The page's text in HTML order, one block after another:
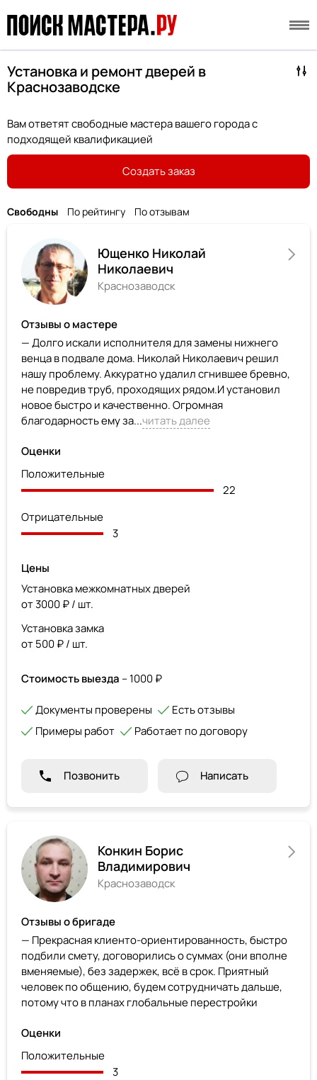
Установка и ремонт дверей в
Краснозаводске
Вам ответят свободные мастера вашего города с
подходящей квалификацией
Создать заказ
Свободны По рейтингу По отзывам
Ющенко Николай
Николаевич
Краснозаводск
Отзывы о мастере
— Долго искали исполнителя для замены нижнего
венца в подвале дома. Николай Николаевич решил
нашу проблему. Аккуратно удалил сгнившее бревно,
не повредив труб, проходящих рядом.И установил
новое быстро и качественно. Огромная
благодарность ему за...читать далее
Оценки
Положительные
22
Отрицательные
3
Цены
Установка межкомнатных дверей
от 3000 ₽ / шт.
Установка замка
от 500 ₽ / шт.
Стоимость выезда – 1000 ₽
Документы проверены
Есть отзывы
Примеры работ
Работает по договору
Позвонить Написать
Конкин Борис
Владимирович
Краснозаводск
Отзывы о бригаде
— Прекрасная клиенто-ориентированность, быстро
подбили смету, договорились о суммах (они вполне
вменяемые), без задержек, всё в срок. Приятный
человек по общению, будем сотрудничать дальше,
потому что в планах глобальные перестройки
Оценки
Положительные
3